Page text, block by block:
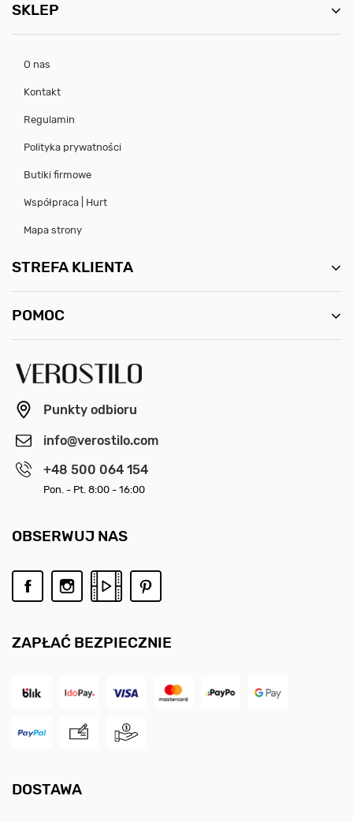
SKLEP
O nas
Kontakt
Regulamin
Polityka prywatności
Butiki firmowe
Współpraca | Hurt
Mapa strony
STREFA KLIENTA
POMOC
Punkty odbioru
info@verostilo.com
+48 500 064 154
Pon. - Pt. 8:00 - 16:00
ZAPŁAĆ BEZPIECZNIE
DOSTAWA
OBSERWUJ NAS